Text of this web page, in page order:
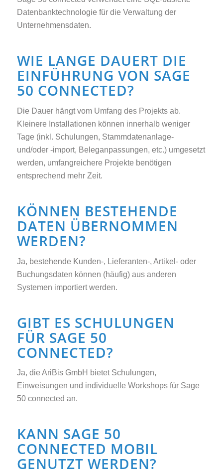
Datenbanktechnologie für die Verwaltung der
Unternehmensdaten.
WIE LANGE DAUERT DIE
EINFÜHRUNG VON SAGE
50 CONNECTED?
Die Dauer hängt vom Umfang des Projekts ab.
Kleinere Installationen können innerhalb weniger
Tage (inkl. Schulungen, Stammdatenanlage-
und/oder -import, Beleganpassungen, etc.) umgesetzt
werden, umfangreichere Projekte benötigen
entsprechend mehr Zeit.
KÖNNEN BESTEHENDE
DATEN ÜBERNOMMEN
WERDEN?
Ja, bestehende Kunden-, Lieferanten-, Artikel- oder
Buchungsdaten können (häufig) aus anderen
Systemen importiert werden.
GIBT ES SCHULUNGEN
FÜR SAGE 50
CONNECTED?
Ja, die AriBis GmbH bietet Schulungen,
Einweisungen und individuelle Workshops für Sage
50 connected an.
KANN SAGE 50
CONNECTED MOBIL
GENUTZT WERDEN?